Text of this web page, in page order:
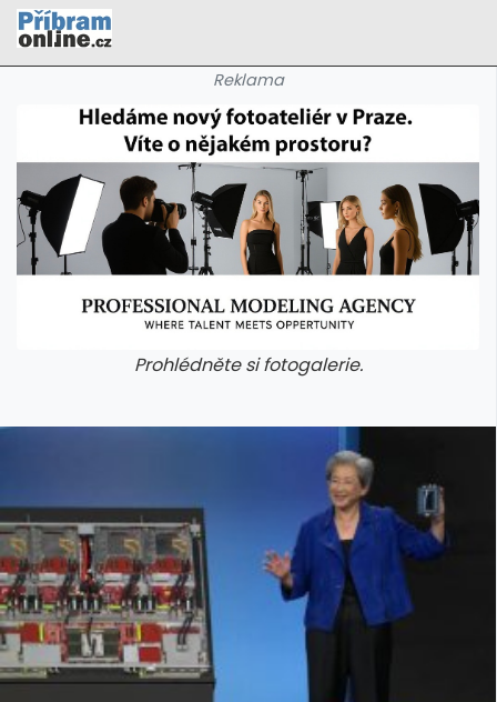
Reklama
Prohlédněte si fotogalerie.